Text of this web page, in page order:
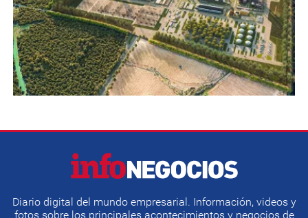
Diario digital del mundo empresarial. Información, videos y
fotos sobre los principales acontecimientos y negocios de